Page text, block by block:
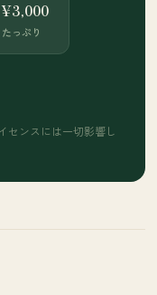
¥3,000
たっぷり
センスには一切影響し